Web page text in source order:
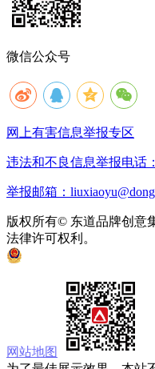
微信公众号
网上有害信息举报专区
违法和不良信息举报电话
举报邮箱：
版权所有© 东道品牌创意
法律许可权利。
网站地图